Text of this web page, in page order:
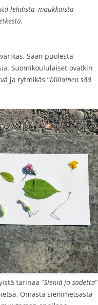
lehdistä, maukkaista
Sään puolesta
Suomikoululaiset ovatkin
ja rytmikäs ”Millainen sää
tarinaa ”Sieniä ja sadetta”
Omasta sienimetsästä